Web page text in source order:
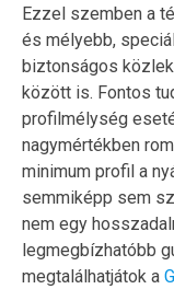
Ezzel szemben a
és mélyebb,
biztonságos
között is. Fontos
profilmélység
nagymértékben
minimum profil a
semmiképp sem
nem egy
legmegbízhatóbb
megtalálhatjátok a